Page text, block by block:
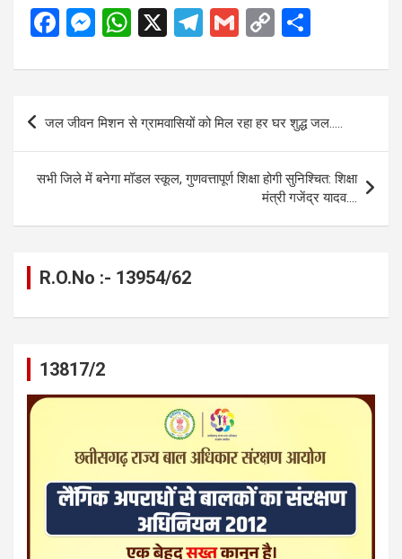
F
ce
b
o
o
k
M
se
n
g
er
W
at
s
A
p
p
X
T
e
gr
a
m
G
ail
C
py
n
k
ar
Post
जल जीवन मिशन से ग्रामवासियों को मिल रहा हर घर शुद्ध जल…..
सभी जिले में बनेगा मॉडल स्कूल, गुणवत्तापूर्ण शिक्षा होगी सुनिश्चित: शिक्षा
मंत्री गजेंद्र यादव….
R.O.No :- 13954/62
13817/2